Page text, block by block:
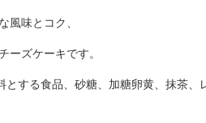
風味とコク、
ーズケーキです。
する食品、砂糖、加糖卵黄、抹茶